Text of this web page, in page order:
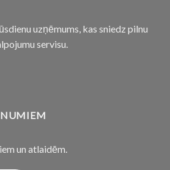
uzņēmums, kas sniedz pilnu
servisu.
un atlaidēm.